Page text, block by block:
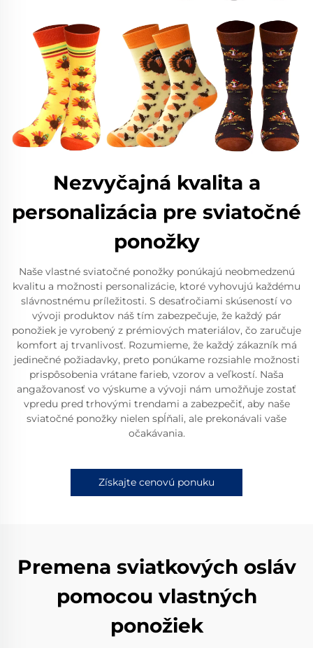
Nezvyčajná kvalita a
personalizácia pre sviatočné
ponožky
Naše vlastné sviatočné ponožky ponúkajú neobmedzenú
kvalitu a možnosti personalizácie, ktoré vyhovujú každému
slávnostnému príležitosti. S desaťročiami skúseností vo
vývoji produktov náš tím zabezpečuje, že každý pár
ponožiek je vyrobený z prémiových materiálov, čo zaručuje
komfort aj trvanlivosť. Rozumieme, že každý zákazník má
jedinečné požiadavky, preto ponúkame rozsiahle možnosti
prispôsobenia vrátane farieb, vzorov a veľkostí. Naša
angažovanosť vo výskume a vývoji nám umožňuje zostať
vpredu pred trhovými trendami a zabezpečiť, aby naše
sviatočné ponožky nielen spĺňali, ale prekonávali vaše
očakávania.
Získajte cenovú ponuku
Premena sviatkových osláv
pomocou vlastných
ponožiek